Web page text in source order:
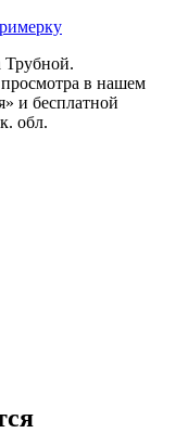
Трубной.
просмотра в нашем
и бесплатной
обл.